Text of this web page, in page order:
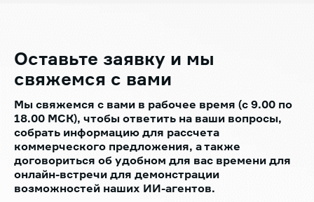
Оставьте заявку и мы
свяжемся с вами
Мы свяжемся с вами в рабочее время (с 9.00 по
18.00 МСК), чтобы ответить на ваши вопросы,
собрать информацию для рассчета
коммерческого предложения, а также
договориться об удобном для вас времени для
онлайн-встречи для демонстрации
возможностей наших ИИ-агентов.